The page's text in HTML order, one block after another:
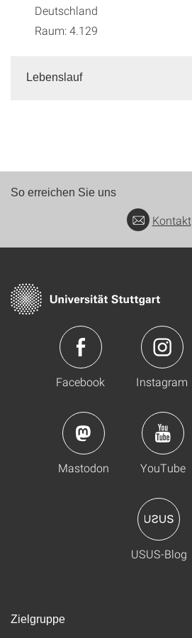
Deutschland
Raum: 4.129
Lebenslauf
So erreichen Sie uns
Kontakt
Facebook Instagram
Mastodon YouTube
USUS-Blog
Zielgruppe